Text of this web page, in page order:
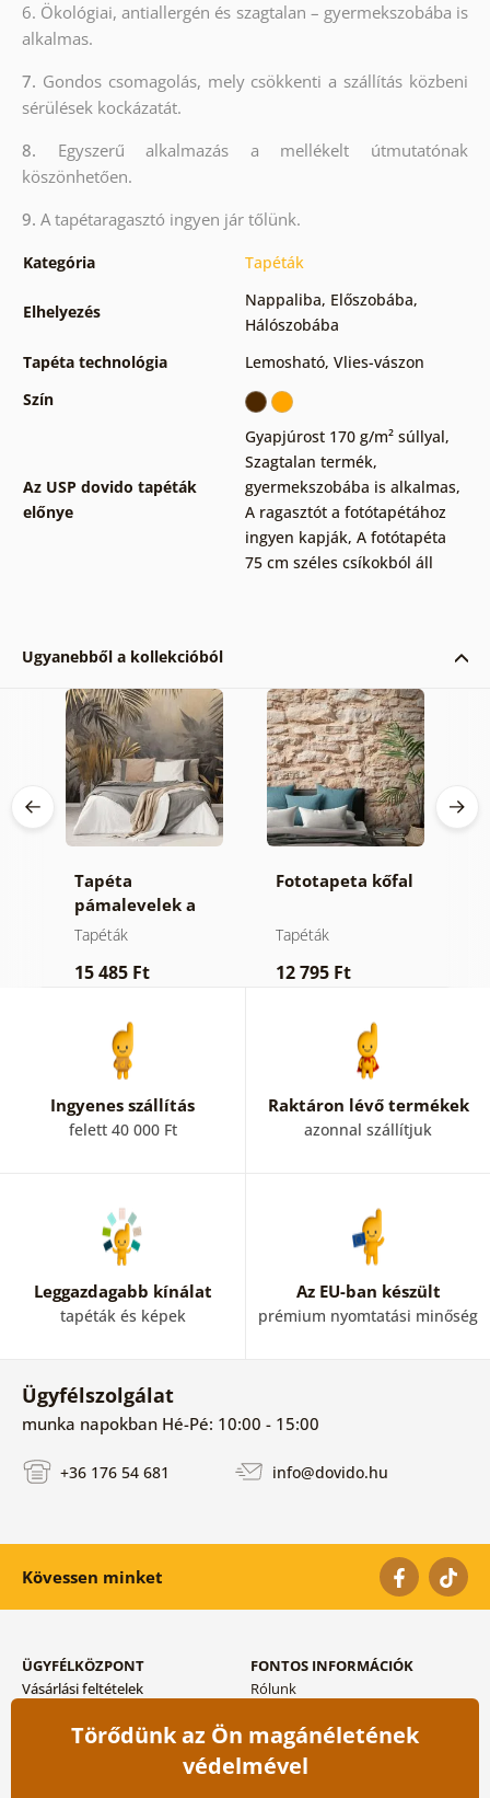
6. Ökológiai, antiallergén és szagtalan – gyermekszobába is
alkalmas.
7. Gondos csomagolás, mely csökkenti a szállítás közbeni
sérülések kockázatát.
8. Egyszerű alkalmazás a mellékelt útmutatónak
köszönhetően.
9. A tapétaragasztó ingyen jár tőlünk.
Kategória Tapéták
Elhelyezés
Nappaliba, Előszobába,
Hálószobába
Tapéta technológia
Lemosható, Vlies-vászon
Szín
Az USP dovido tapéták
előnye
Gyapjúrost 170 g/m² súllyal,
Szagtalan termék,
gyermekszobába is alkalmas,
A ragasztót a fotótapétához
ingyen kapják, A fotótapéta
75 cm széles csíkokból áll
Ugyanebből a kollekcióból
Tapéta
pámalevelek a
dzsungelben
Tapéták
15 485 Ft
Fototapeta kőfal
Tapéták
12 795 Ft
Ingyenes szállítás
felett 40 000 Ft
Raktáron lévő termékek
azonnal szállítjuk
Leggazdagabb kínálat
tapéták és képek
Az EU-ban készült
prémium nyomtatási minőség
Ügyfélszolgálat
munka napokban Hé-Pé: 10:00 - 15:00
+36 176 54 681 info@dovido.hu
Kövessen minket
ÜGYFÉLKÖZPONT
Vásárlási feltételek
Szállítási és fizetési módok
FONTOS INFORMÁCIÓK
Rólunk
Blog
Kapcsolat
Nagykereskedelmi
Törődünk az Ön magánéletének
védelmével